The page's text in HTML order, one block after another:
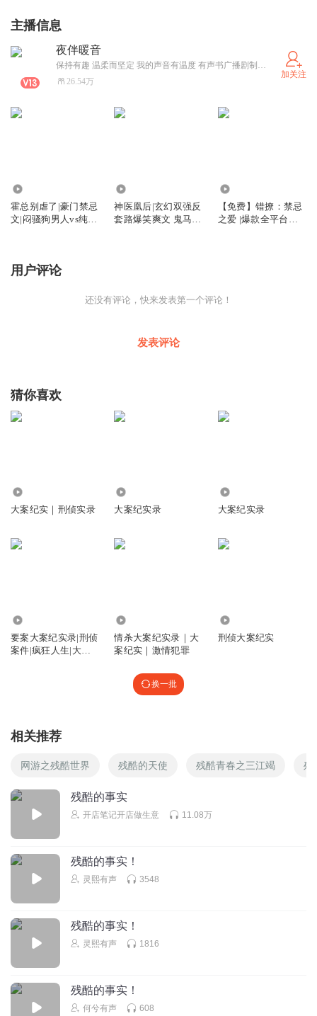
主播信息
夜伴暖音
保持有趣 温柔而坚定 我的声音有温度 有声书广播剧制作人/ 配音员/网文作者
26.54万
加关注
霍总别虐了|豪门禁忌
文|闷骚狗男人vs纯野
神医凰后|玄幻双强反
套路爆笑爽文 鬼马废
【免费】错撩：禁忌
之爱 |爆款全平台人
用户评论
还没有评论，快来发表第一个评论！
发表评论
猜你喜欢
大案纪实｜刑侦实录 大案纪实录 大案纪实录
要案大案纪实录|刑侦
案件|疯狂人生|大案
情杀大案纪实录｜大
案纪实｜激情犯罪
刑侦大案纪实
换一批
相关推荐
网游之残酷世界 残酷的天使 残酷青春之三江竭 残
残酷的事实
开店笔记开店做生意 11.08万
残酷的事实！
灵熙有声 3548
残酷的事实！
灵熙有声 1816
残酷的事实！
何兮有声 608